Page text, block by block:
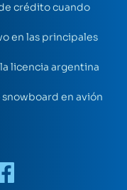
crédito cuando
en las principales
licencia argentina
en avión